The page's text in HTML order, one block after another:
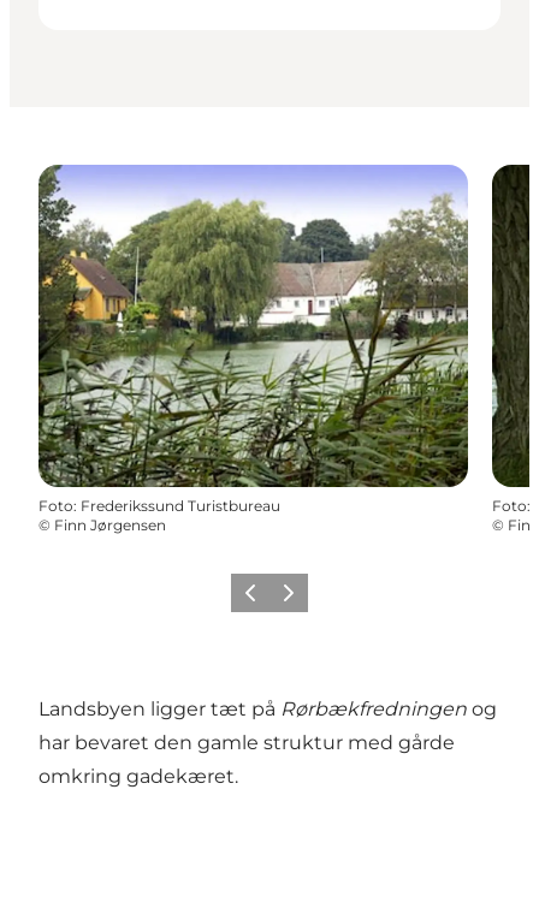
Foto: Frederikssund Turistbureau
© Finn Jørgensen
Foto:
©
ForrigeNæste
Landsbyen ligger tæt på Rørbækfredningen og
har bevaret den gamle struktur med gårde
omkring gadekæret.